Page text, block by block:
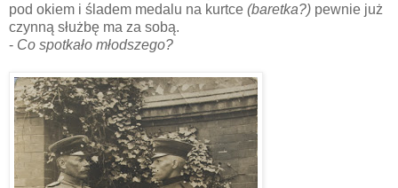
pod okiem i śladem medalu na kurtce (baretka?) pewnie już
czynną służbę ma za sobą.
- Co spotkało młodszego?